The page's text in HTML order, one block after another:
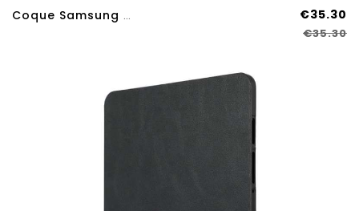
Coque Samsung Galaxy Tab S9 Plus Ultra Résistante Bicolore Avec Support €35.30
€35.30